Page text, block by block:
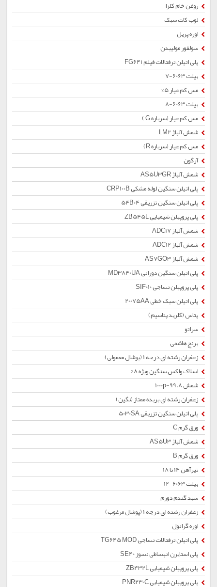
روغن خام کلزا
لوب کات سبک
اوره پریل
سولفور مولیبدن
پلی اتیلن ترفتالات فیلم FG641
بیلت 6063-7
مس کم عیار 5%
بیلت 6063-8
مس کم عیار (سرباره G )
شمش آلیاژ LM2
مس کم عیار (سرباره R)
آرگون
شمش آلیاژ AS5U3GR
پلی اتیلن سنگین لوله مشکی CRP100B
پلی اتیلن سنگین تزریقی 54B04
پلی پروپیلن شیمیایی ZB545L
شمش آلیاژ ADC17
شمش آلیاژ ADC12
شمش آلیاژ AS7GO3
پلی اتیلن سنگین دورانی MD3840UA
پلی پروپیلن نساجی SIF010
پلی اتیلن سبک خطی 20075AA
پتاس (کلرید پتاسیم)
سراتو
برنج هاشمی
زعفران رشته ای درجه 1 (پوشال معمولی)
اسلاک واکس سنگین ویژه 8%
شمش 1000p-99.8
زعفران رشته ای بریده ممتاز (نگین)
پلی اتیلن سنگین تزریقی 5030SA
ورق گرم C
شمش آلیاژ AS5U3
ورق گرم B
تیرآهن 14 تا 18
بیلت 6063-12
سبد گندم دورم
زعفران رشته ای درجه 1 (پوشال مرغوب)
اوره گرانول
پلی اتیلن ترفتالات نساجی TG645 MOD
پلی استایرن انبساطی نسوز SE40
پلی پروپیلن شیمیایی ZB432L
پلی پروپیلن شیمیایی PNR230C